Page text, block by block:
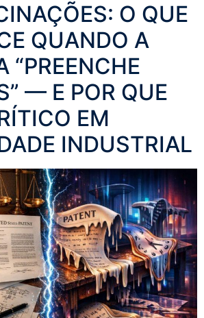
O QUE
QUANDO A
“PREENCHE
— E POR QUE
EM
INDUSTRIAL